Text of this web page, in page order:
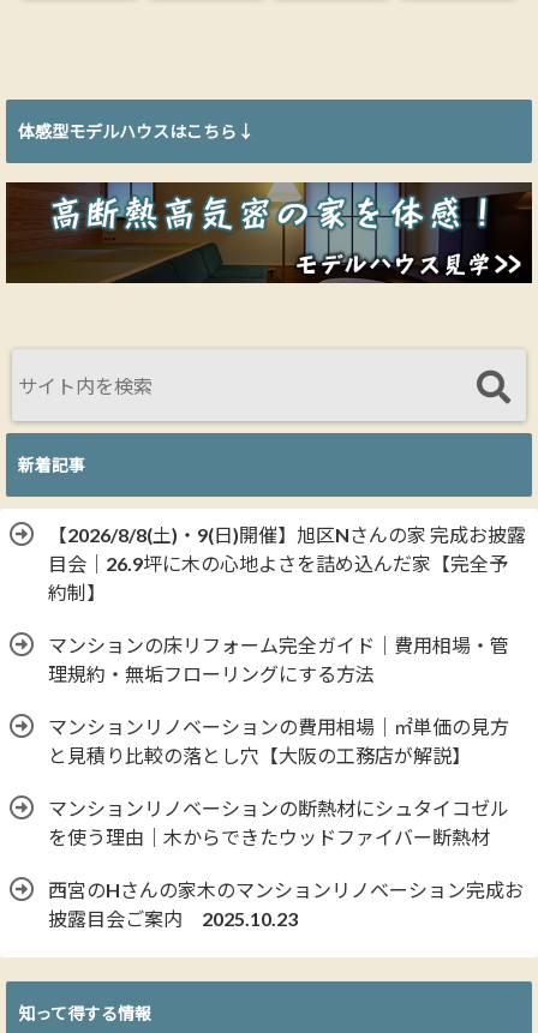
体感型モデルハウスはこちら↓
新着記事
【2026/8/8(土)・9(日)開催】旭区Nさんの家 完成お披露
目会｜26.9坪に木の心地よさを詰め込んだ家【完全予
約制】
マンションの床リフォーム完全ガイド｜費用相場・管
理規約・無垢フローリングにする方法
マンションリノベーションの費用相場｜㎡単価の見方
と見積り比較の落とし穴【大阪の工務店が解説】
マンションリノベーションの断熱材にシュタイコゼル
を使う理由｜木からできたウッドファイバー断熱材
西宮のHさんの家木のマンションリノベーション完成お
披露目会ご案内 2025.10.23
知って得する情報